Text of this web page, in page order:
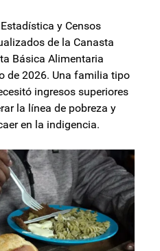
y Censos
de la Canasta
Básica Alimentaria
de 2026. Una familia tipo
ingresos superiores
la línea de pobreza y
en la indigencia.